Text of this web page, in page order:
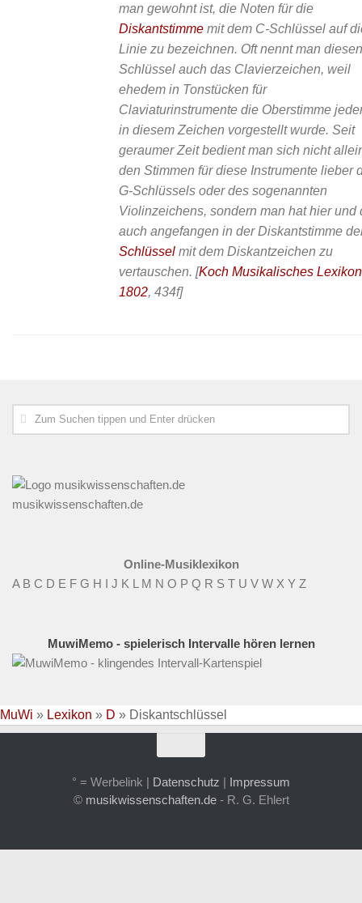
man gewohnt ist, die Noten für die
Diskantstimme mit dem C-Schlüssel auf
Linie zu bezeichnen. Oft nennt man diesen
Schlüssel auch das Clavierzeichen, weil
ehedem in Tonstücken für
Claviaturinstrumente die Oberstimme
in diesem Zeichen vorgestellt wurde. Seit
geraumer Zeit bedient man sich nicht
den Stimmen für diese Instrumente lieber
G-Schlüssels oder des sogenannten
Violinzeichens, sondern man hat hier und
auch angefangen in der Diskantstimme
Schlüssel mit dem Diskantzeichen zu
vertauschen. [Koch Musikalisches Lexikon
1802, 434f]
musikwissenschaften.de
Online-Musiklexikon
A B C D E F G H I J K L M N O P Q R S T U V W X Y Z
MuwiMemo - spielerisch Intervalle hören lernen
MuWi » Lexikon » D » Diskantschlüssel
° = Werbelink | Datenschutz | Impressum
© musikwissenschaften.de- R. G. Ehlert